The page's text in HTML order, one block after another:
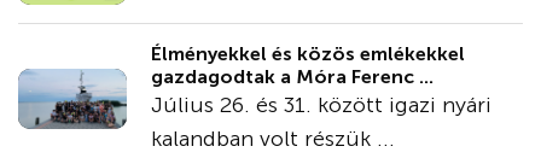
Élményekkel és közös emlékekkel
gazdagodtak a Móra Ferenc ...
Július 26. és 31. között igazi nyári
kalandban volt részük ...